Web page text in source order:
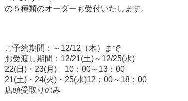
の５種類のオーダーも受付いたします。
ご予約期間：～12/12（木）まで
お受渡し期間：12/21(土)～12/25(水)
22(日)・23(月) 10：00～13：00
21(土)・24(火)・25(水)12：00～18：00
店頭受取りのみ